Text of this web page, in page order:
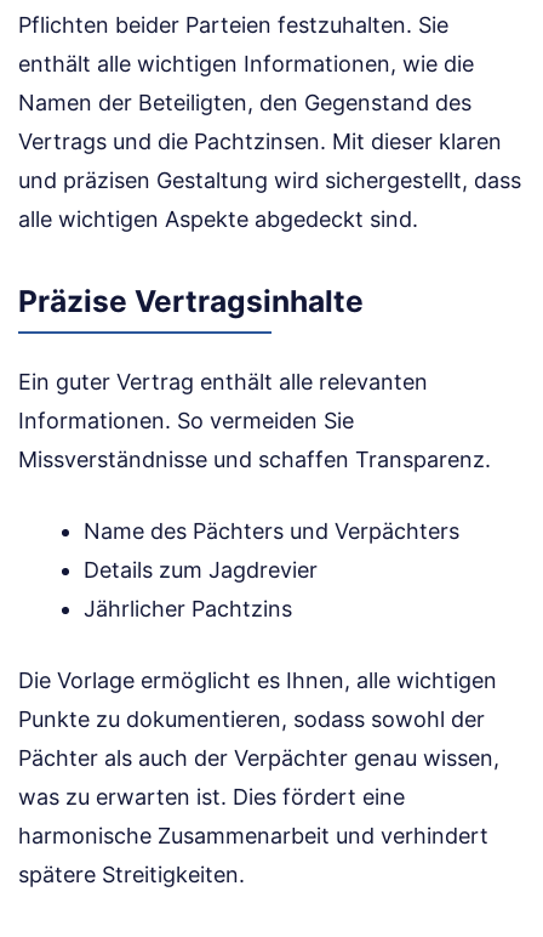
Pflichten beider Parteien festzuhalten. Sie
enthält alle wichtigen Informationen, wie die
Namen der Beteiligten, den Gegenstand des
Vertrags und die Pachtzinsen. Mit dieser klaren
und präzisen Gestaltung wird sichergestellt, dass
alle wichtigen Aspekte abgedeckt sind.
Präzise Vertragsinhalte
Ein guter Vertrag enthält alle relevanten
Informationen. So vermeiden Sie
Missverständnisse und schaffen Transparenz.
Name des Pächters und Verpächters
Details zum Jagdrevier
Jährlicher Pachtzins
Die Vorlage ermöglicht es Ihnen, alle wichtigen
Punkte zu dokumentieren, sodass sowohl der
Pächter als auch der Verpächter genau wissen,
was zu erwarten ist. Dies fördert eine
harmonische Zusammenarbeit und verhindert
spätere Streitigkeiten.